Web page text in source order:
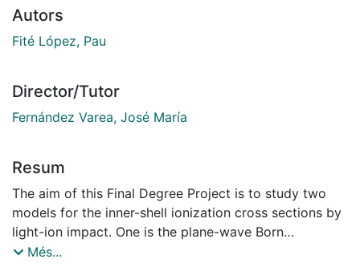
Autors
Fité López, Pau
Director/Tutor
Fernández Varea, José María
Resum
The aim of this Final Degree Project is to study two
models for the inner-shell ionization cross sections by
light-ion impact. One is the plane-wave Born
approximation (PWBA).
Més...